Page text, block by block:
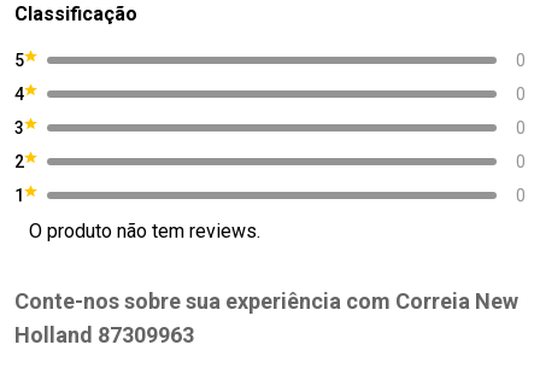
Classificação
5
0
4
0
3
0
2
0
1
0
O produto não tem reviews.
Conte-nos sobre sua experiência com Correia New
Holland 87309963